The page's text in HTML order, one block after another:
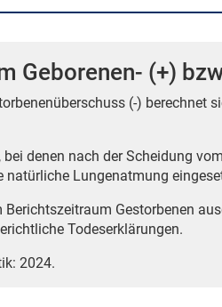
Geborenen- (+)
(-)
bei denen nach der Scheidung
natürliche Lungenatmung
Gestorbenen
Todeserklärungen.
2024.